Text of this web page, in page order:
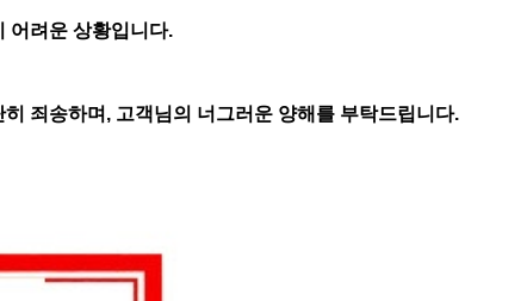
어려운 상황입니다.
죄송하며, 고객님의 너그러운 양해를 부탁드립니다.